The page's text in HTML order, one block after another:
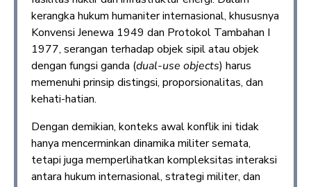
kerangka hukum humaniter internasional, khususnya
Konvensi Jenewa 1949 dan Protokol Tambahan I
1977, serangan terhadap objek sipil atau objek
dengan fungsi ganda (dual-use objects) harus
memenuhi prinsip distingsi, proporsionalitas, dan
kehati-hatian.
Dengan demikian, konteks awal konflik ini tidak
hanya mencerminkan dinamika militer semata,
tetapi juga memperlihatkan kompleksitas interaksi
antara hukum internasional, strategi militer, dan